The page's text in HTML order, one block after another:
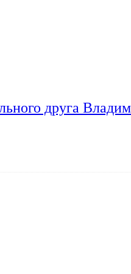
друга